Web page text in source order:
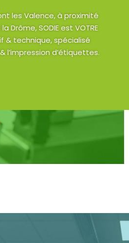
les Valence, à proximité
Drôme, SODIE est VOTRE
& technique, spécialisé
l’impression d’étiquettes.